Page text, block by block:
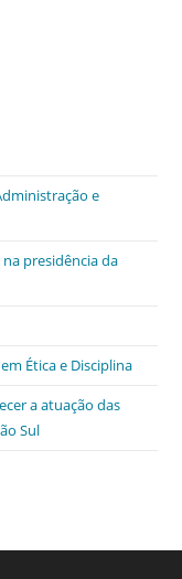
e
presidência da
Ética e Disciplina
a atuação das
Sul